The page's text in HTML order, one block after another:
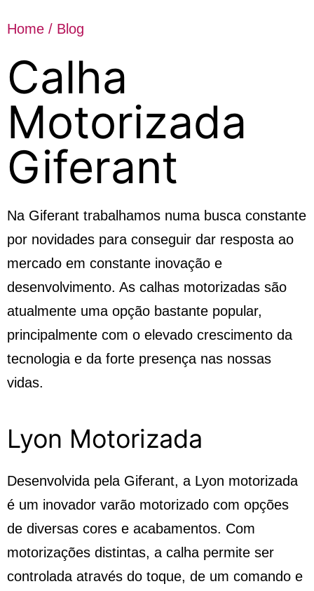
Home / Blog
Calha
Motorizada
Giferant
Na Giferant trabalhamos numa busca constante
por novidades para conseguir dar resposta ao
mercado em constante inovação e
desenvolvimento. As calhas motorizadas são
atualmente uma opção bastante popular,
principalmente com o elevado crescimento da
tecnologia e da forte presença nas nossas
vidas.
Lyon Motorizada
Desenvolvida pela Giferant, a Lyon motorizada
é um inovador varão motorizado com opções
de diversas cores e acabamentos. Com
motorizações distintas, a calha permite ser
controlada através do toque, de um comando e